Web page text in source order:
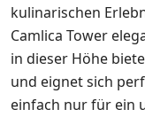
kulinarischen
Camlica Tower
in dieser Höhe
und eignet sich
einfach nur für ein